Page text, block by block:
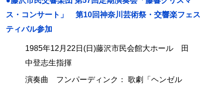
ス・コンサート」 第10回神奈川芸術祭・交響楽フェス
ティバル参加
1985年12月22日(日)藤沢市民会館大ホール 田
中登志生指揮
演奏曲 フンパーディンク： 歌劇「ヘンゼル